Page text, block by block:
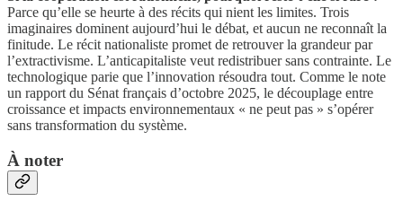
Parce qu’elle se heurte à des récits qui nient les limites. Trois
imaginaires dominent aujourd’hui le débat, et aucun ne reconnaît la
finitude. Le récit nationaliste promet de retrouver la grandeur par
l’extractivisme. L’anticapitaliste veut redistribuer sans contrainte. Le
technologique parie que l’innovation résoudra tout. Comme le note
un rapport du Sénat français d’octobre 2025, le découplage entre
croissance et impacts environnementaux « ne peut pas » s’opérer
sans transformation du système.
À noter